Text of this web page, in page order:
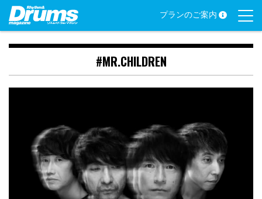
Skip
content
プランのご案内
#MR.CHILDREN